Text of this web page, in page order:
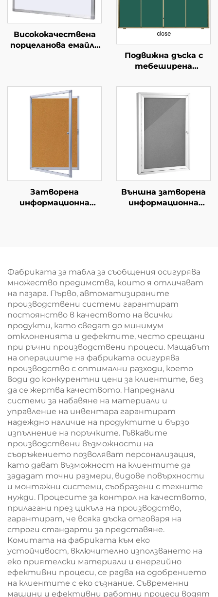
Висококачествена
порцеланова емайла
магнитна P3
керамична
Подвижна дъска с
тебеширена
дъска за тебешир в
класна стая Дъска за
Затворена
информационна
информационни
табли за офис,
училище, изложба на
стена
Външна затворена
информационна
водонепропуслива
информационна
дъска, коркова дъска
Фабриката за табла за съобщения осигурява
множество предимства, които я отличават
на пазара. Първо, автоматизираните
производствени системи гарантират
постоянство в качеството на всички
продукти, като сведат до минимум
отклоненията и дефектите, често срещани
при ръчни производствени процеси. Мащабът
на операциите на фабриката осигурява
производство с оптимални разходи, което
води до конкурентни цени за клиентите, без
да се жертва качеството. Напреднали
системи за набавяне на материали и
управление на инвентара гарантират
надеждно наличие на продуктите и бързо
изпълнение на поръчките. Гъвкавите
производствени възможности на
съоръжението позволяват персонализация,
като дават възможност на клиентите да
зададат точни размери, видове повърхности
и монтажни системи, съобразени с техните
нужди. Процесите за контрол на качеството,
прилагани през цикъла на производство,
гарантират, че всяка дъска отговаря на
строги стандарти за представяне.
Комитата на фабриката към еко
устойчивост, включително използването на
еко приятелски материали и енергийно
ефективни процеси, се радва на одобрението
на клиентите с еко съзнание. Съвременни
машини и ефективни работни процеси водят